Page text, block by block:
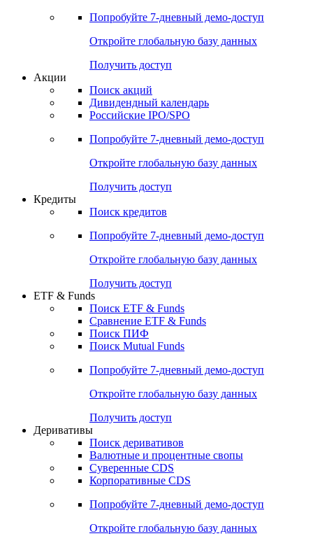
Попробуйте 7-дневный демо-доступ
Откройте глобальную базу данных
Получить доступ
Акции
Поиск акций
Дивидендный календарь
Российские IPO/SPO
Попробуйте 7-дневный демо-доступ
Откройте глобальную базу данных
Получить доступ
Кредиты
Поиск кредитов
Попробуйте 7-дневный демо-доступ
Откройте глобальную базу данных
Получить доступ
ETF & Funds
Поиск ETF & Funds
Сравнение ETF & Funds
Поиск ПИФ
Поиск Mutual Funds
Попробуйте 7-дневный демо-доступ
Откройте глобальную базу данных
Получить доступ
Деривативы
Поиск деривативов
Валютные и процентные свопы
Суверенные CDS
Корпоративные CDS
Попробуйте 7-дневный демо-доступ
Откройте глобальную базу данных